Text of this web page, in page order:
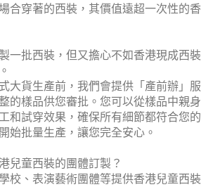
合穿著的西裝，其價值遠超一次性的香
一批西裝，但又擔心不如香港現成西裝
大貨生產前，我們會提供「產前辦」服
的樣品供您審批。您可以從樣品中親身
和試穿效果，確保所有細節都符合您的
始批量生產，讓您完全安心。
兒童西裝的團體訂製？
校、表演藝術團體等提供香港兒童西裝